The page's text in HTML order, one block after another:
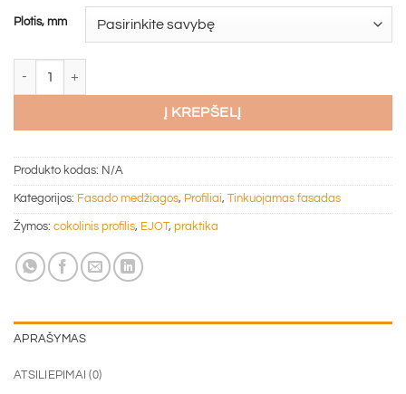
Plotis, mm
Į KREPŠELĮ
Produkto kodas: N/A
Kategorijos: Fasado medžiagos, Profiliai, Tinkuojamas fasadas
Žymos: cokolinis profilis, EJOT, praktika
APRAŠYMAS
ATSILIEPIMAI (0)